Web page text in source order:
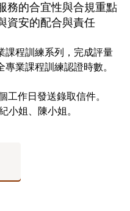
的合宜性與合規重點
安的配合與責任
課程訓練系列，完成評量
業課程訓練認證時數。
作日發送錄取信件。
小姐、陳小姐。